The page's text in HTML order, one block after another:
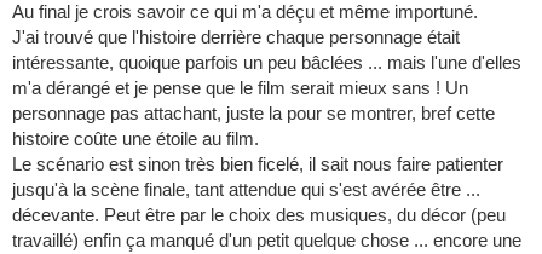
Au final je crois savoir ce qui m'a déçu et même importuné.
J'ai trouvé que l'histoire derrière chaque personnage était
intéressante, quoique parfois un peu bâclées ... mais l'une d'elles
m'a dérangé et je pense que le film serait mieux sans ! Un
personnage pas attachant, juste la pour se montrer, bref cette
histoire coûte une étoile au film.
Le scénario est sinon très bien ficelé, il sait nous faire patienter
jusqu'à la scène finale, tant attendue qui s'est avérée être ...
décevante. Peut être par le choix des musiques, du décor (peu
travaillé) enfin ça manqué d'un petit quelque chose ... encore une